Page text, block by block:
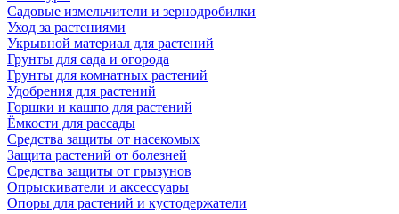
Садовые измельчители и зернодробилки
Уход за растениями
Укрывной материал для растений
Грунты для сада и огорода
Грунты для комнатных растений
Удобрения для растений
Горшки и кашпо для растений
Ёмкости для рассады
Средства защиты от насекомых
Защита растений от болезней
Средства защиты от грызунов
Опрыскиватели и аксессуары
Опоры для растений и кустодержатели